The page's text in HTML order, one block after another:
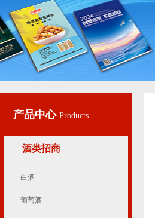
产品中心 Products
酒类招商
白酒
葡萄酒